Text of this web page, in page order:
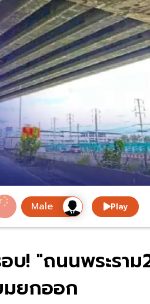
Play
บ! "ถนนพระรา
มยกออก